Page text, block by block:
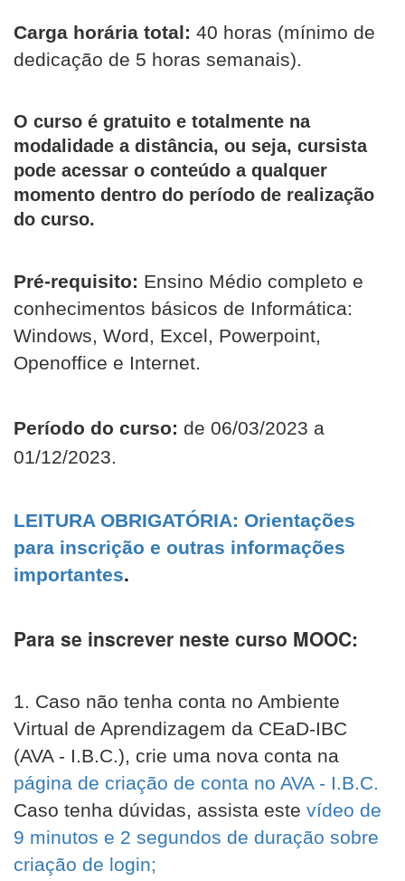
Carga horária total: 40 horas (mínimo de
dedicação de 5 horas semanais).
O curso é gratuito e totalmente na
modalidade a distância, ou seja, cursista
pode acessar o conteúdo a qualquer
momento dentro do período de realização
do curso.
Pré-requisito: Ensino Médio completo e
conhecimentos básicos de Informática:
Windows, Word, Excel, Powerpoint,
Openoffice e Internet.
Período do curso: de 06/03/2023 a
01/12/2023.
LEITURA OBRIGATÓRIA: Orientações
para inscrição e outras informações
importantes.
Para se inscrever neste curso MOOC:
1. Caso não tenha conta no Ambiente
Virtual de Aprendizagem da CEaD-IBC
(AVA - I.B.C.), crie uma nova conta na
página de criação de conta no AVA - I.B.C.
Caso tenha dúvidas, assista este vídeo de
9 minutos e 2 segundos de duração sobre
criação de login;